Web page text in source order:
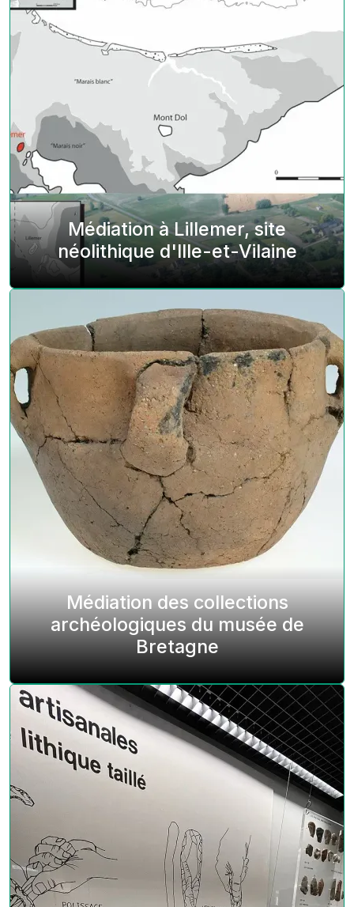
Médiation à Lillemer, site
néolithique d'Ille-et-Vilaine
Médiation des collections
archéologiques du musée de
Bretagne